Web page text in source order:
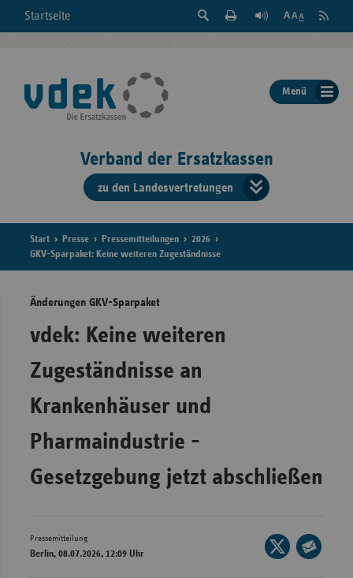
Startseite
Suche
der
Seite
Feed
Menü
Verband der Ersatzkassen
zu den Landesvertretungen
der
Start Presse Pressemitteilungen
2026
GKV-Sparpaket: Keine weiteren Zugeständnisse
Änderungen GKV-Sparpaket
vdek: Keine weiteren
Zugeständnisse an
Krankenhäuser und
Pharmaindustrie -
Gesetzgebung jetzt abschließen
Pressemitteilung
Berlin, 08.07.2026, 12:09 Uhr
Seite
auf